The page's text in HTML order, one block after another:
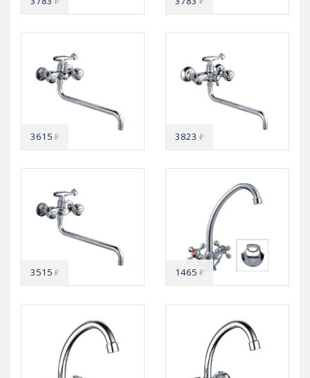
3615₽ 3823₽
3515₽ 1465₽